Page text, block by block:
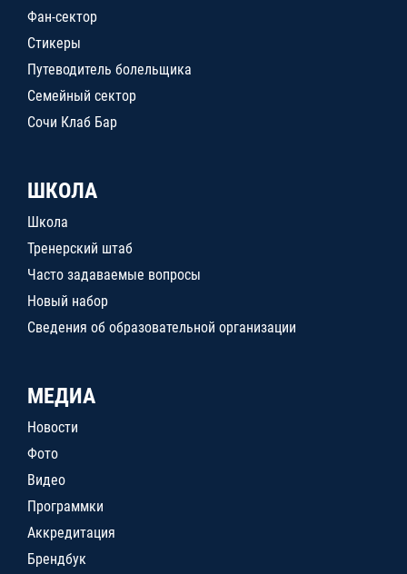
Фан-сектор
Стикеры
Путеводитель болельщика
Семейный сектор
Сочи Клаб Бар
ШКОЛА
Школа
Тренерский штаб
Часто задаваемые вопросы
Новый набор
Сведения об образовательной организации
МЕДИА
Новости
Фото
Видео
Программки
Аккредитация
Брендбук